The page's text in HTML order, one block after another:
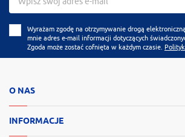
Wyrażam zgodę na otrzymywanie drogą
mnie adres e-mail informacji dotyczących
Zgoda może zostać cofnięta w każdym czasie.
O NAS
INFORMACJE